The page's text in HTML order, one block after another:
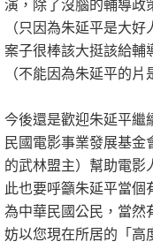
（只因為朱延平是大
案子很棒該大挺該給輔
（不能因為朱延平的
今後還是歡迎朱延平繼
民國電影事業發展基金
的武林盟主）幫助電影
此也要呼籲朱延平當
為中華民國公民，當然
妨以您現在所居的「高